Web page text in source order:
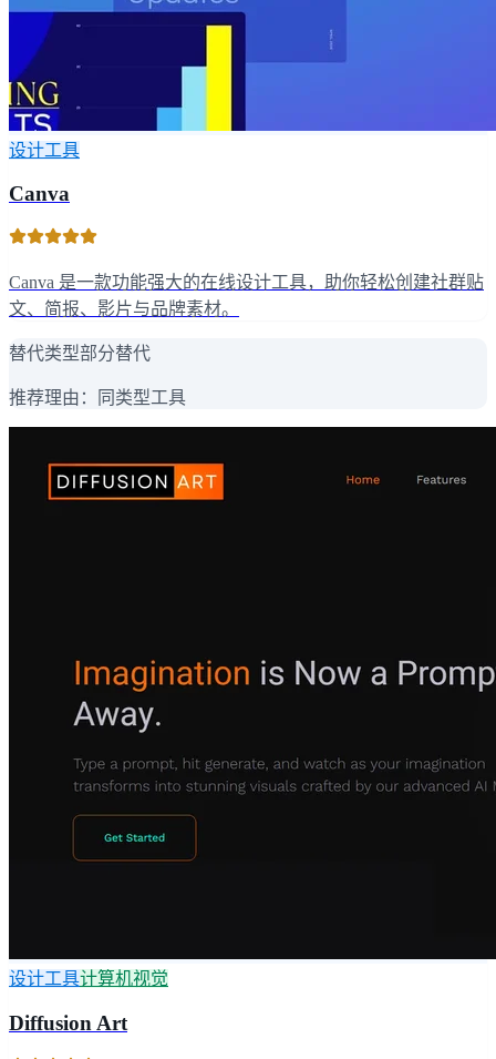
设计工具
Canva
Canva 是一款功能强大的在线设计工具，助你轻松创建社群贴
文、简报、影片与品牌素材。
替代类型部分替代
推荐理由： 同类型工具
设计工具计算机视觉
Diffusion Art